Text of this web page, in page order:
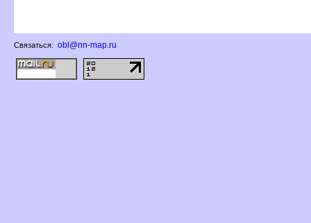
Связаться: obl@nn-map.ru